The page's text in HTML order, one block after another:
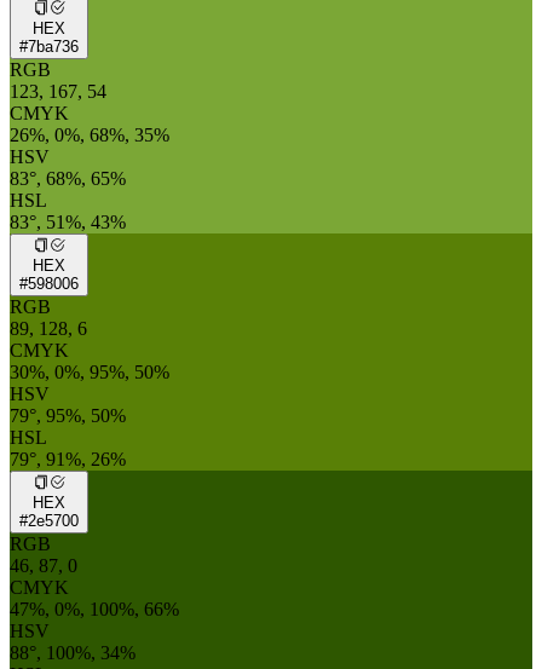
HEX
#7ba736
RGB
123, 167, 54
CMYK
26%, 0%, 68%, 35%
HSV
83°, 68%, 65%
HSL
83°, 51%, 43%
HEX
#598006
RGB
89, 128, 6
CMYK
30%, 0%, 95%, 50%
HSV
79°, 95%, 50%
HSL
79°, 91%, 26%
HEX
#2e5700
RGB
46, 87, 0
CMYK
47%, 0%, 100%, 66%
HSV
88°, 100%, 34%